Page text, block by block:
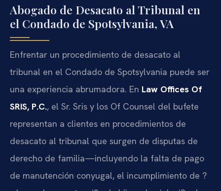
Abogado de Desacato al Tribunal en
el Condado de Spotsylvania, VA
Enfrentar un procedimiento de desacato al
tribunal en el Condado de Spotsylvania puede ser
una experiencia abrumadora. En Law Offices Of
SRIS, P.C., el Sr. Sris y los Of Counsel del bufete
representan a clientes en procedimientos de
desacato al tribunal que surgen de disputas de
derecho de familia—incluyendo la falta de pago
de manutención conyugal, el incumplimiento de ?